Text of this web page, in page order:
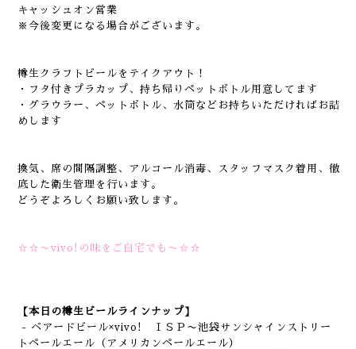
キャッシュオン営業
※今後変更になる場合がございます。
樽生クラフトビールをテイクアウト！
・フタ付きプラカップ、持ち帰りペットボトル用意してます
・グラウラー、ペットボトル、水筒などお持ちいただければお詰
めします
換気、席の間隔調整、アルコール消毒、スタッフマスク着用、徹
底した衛生管理を行います。
どうぞよろしくお願い致します。
☆☆〜vivo!の味をご自宅でも〜☆☆
【本日の樽生ビールラインナップ】
- ベアードビール×vivo! ＩＳＰ〜池袋サンシャインストリー
トペールエール（アメリカンペールエール）